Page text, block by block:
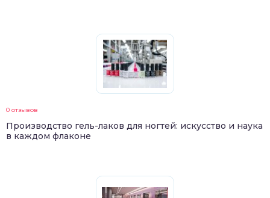
0 отзывов
Производство гель-лаков для ногтей: искусство и наука
в каждом флаконе